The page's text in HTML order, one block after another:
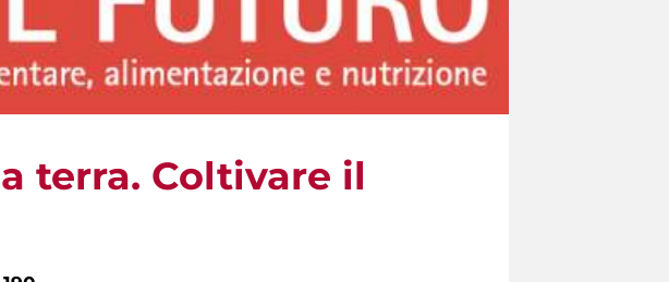
terra. Coltivare il